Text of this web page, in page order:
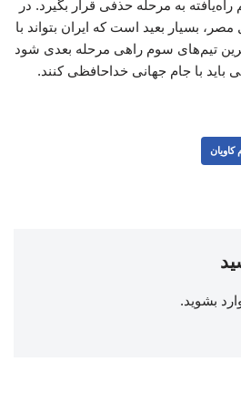
در میان یکی از ۱۲ تیم راه‌یافته به مرحله حذفی قرار بگیرد. در
بسیار بعید است که ایران بتواند با
تیم‌های سوم راهی مرحله بعدی شود
باید با جام جهانی خداحافظی کنند.
کاویان
بشوید.